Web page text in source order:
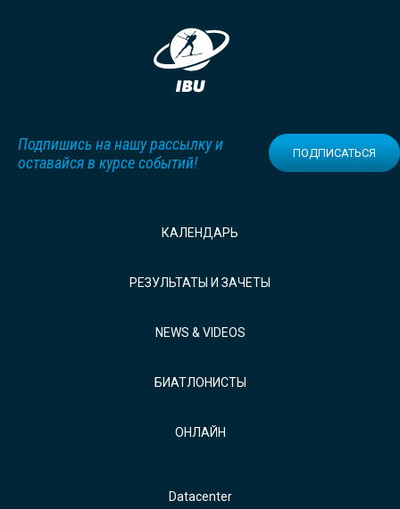
Подпишись на нашу рассылку и
оставайся в курсе событий!
ПОДПИСАТЬСЯ
КАЛЕНДАРЬ
РЕЗУЛЬТАТЫ И ЗАЧЕТЫ
NEWS & VIDEOS
БИАТЛОНИСТЫ
ОНЛАЙН
Datacenter